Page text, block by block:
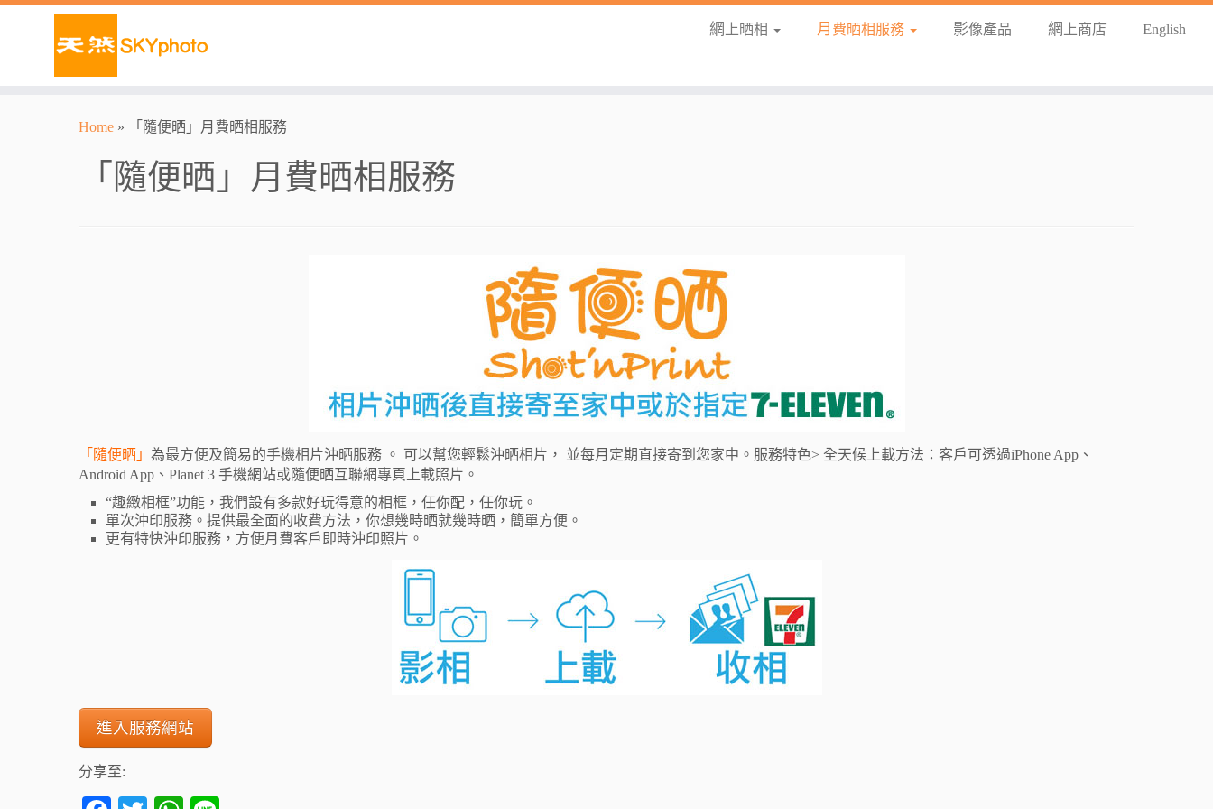
網上晒相 月費晒相服務 影像產品 網上商店 English
Home » 「隨便晒」月費晒相服務
「隨便晒」月費晒相服務
「隨便晒」 為最方便及簡易的手機相片沖晒服務 。 可以幫您輕鬆沖晒相片， 並每月定期直接寄到您家中。服務特色> 全天候上載方法：客戶可透過iPhone App、
Android App、Planet 3 手機網站或隨便晒互聯網專頁上載照片。
“趣緻相框”功能，我們設有多款好玩得意的相框，任你配，任你玩。
單次沖印服務。提供最全面的收費方法，你想幾時晒就幾時晒，簡單方便。
更有特快沖印服務，方便月費客戶即時沖印照片。
進入服務網站
分享至: